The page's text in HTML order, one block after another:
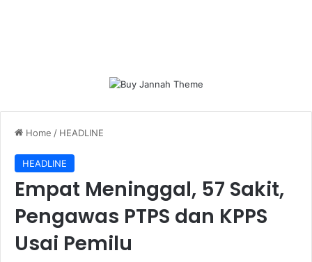
Home / HEADLINE
HEADLINE
Empat Meninggal, 57 Sakit,
Pengawas PTPS dan KPPS
Usai Pemilu